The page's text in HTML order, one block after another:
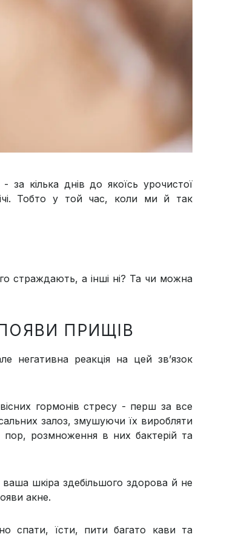
за кілька днів до якоїсь урочистої
Тобто у той час, коли ми й так
страждають, а інші ні? Та чи можна
ПРИЩІВ
негативна реакція на цей зв’язок
гормонів стресу - перш за все
залоз, змушуючи їх виробляти
розмноження в них бактерій та
шкіра здебільшого здорова й не
акне.
спати, їсти, пити багато кави та